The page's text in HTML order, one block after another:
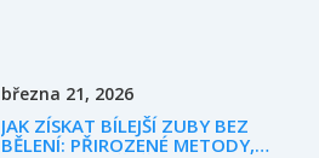
března 21, 2026
JAK ZÍSKAT BÍLEJŠÍ ZUBY BEZ
BĚLENÍ: PŘIROZENÉ METODY,